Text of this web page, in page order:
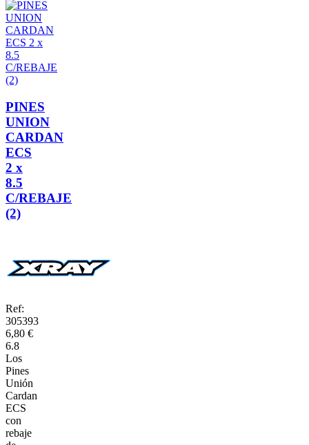
PINES
UNION
CARDAN
ECS
2 x
8.5
C/REBAJE
(2)
Ref:
305393
6,80 €
6.8
Los
Pines
Unión
Cardan
ECS
con
rebaje